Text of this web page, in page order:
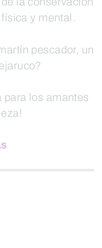
y mental.
pescador, un
para los amantes